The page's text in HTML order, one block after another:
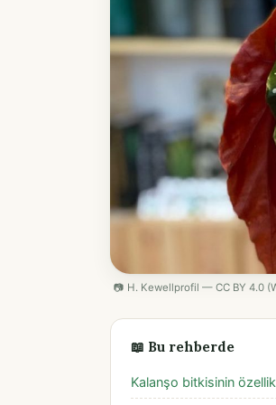
📷 H. Kewellprofil — CC BY 4.0
📖 Bu rehberde
Kalanşo bitkisinin